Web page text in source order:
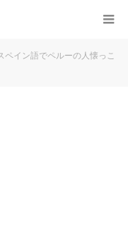
ペイン語でペルーの人懐っこ